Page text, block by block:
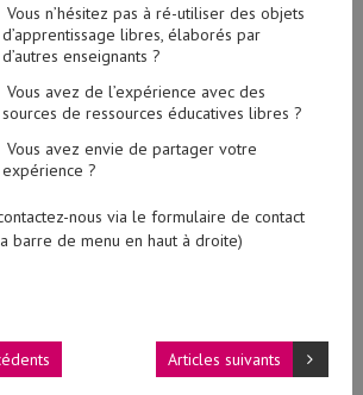
Vous n’hésitez pas à ré-utiliser des objets
d’apprentissage libres, élaborés par
d’autres enseignants ?
Vous avez de l’expérience avec des
sources de ressources éducatives libres ?
Vous avez envie de partager votre
expérience ?
nous via le formulaire de contact
barre de menu en haut à droite)
Articles suivants